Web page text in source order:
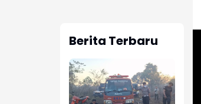
Berita Terbaru